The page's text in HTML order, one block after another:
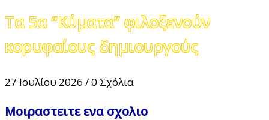
Τα 5α “Κύματα” φιλοξενούν
κορυφαίους δημιουργούς
27 Ιουλίου 2026 /0 Σχόλια
Μοιραστειτε ενα σχολιο